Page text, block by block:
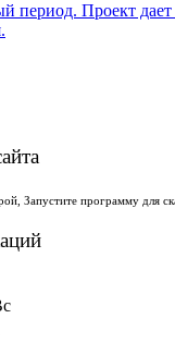
Запустите программу для